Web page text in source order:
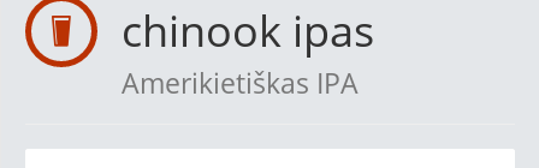
chinook ipas
Amerikietiškas IPA